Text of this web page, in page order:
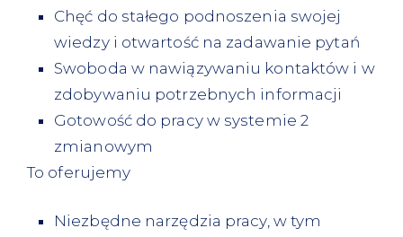
Chęć do stałego podnoszenia swojej
wiedzy i otwartość na zadawanie pytań
Swoboda w nawiązywaniu kontaktów i w
zdobywaniu potrzebnych informacji
Gotowość do pracy w systemie 2
zmianowym
To oferujemy
Niezbędne narzędzia pracy, w tym